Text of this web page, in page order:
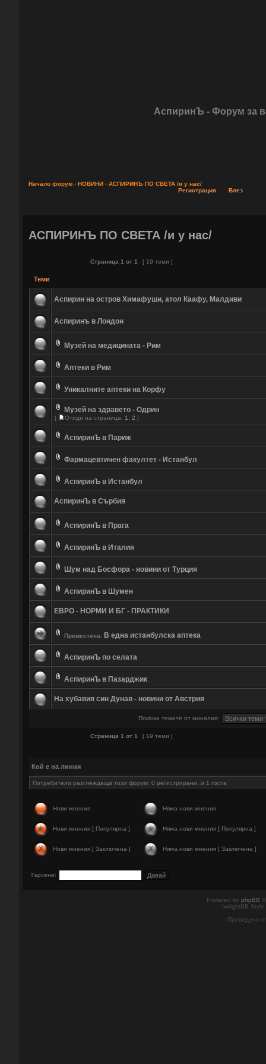
АспиринЪ - Форум за
Начало форум ‹ НОВИНИ ‹ АСПИРИНЪ ПО СВЕТА /и у нас/
Регистрация
Влез
АСПИРИНЪ ПО СВЕТА /и у нас/
Страница 1 от 1 [ 19 теми ]
Теми
Аспирин на остров Химафуши, атол Каафу, Малдиви
Аспиринъ в Лондон
Музей на медицината - Рим
Аптеки в Рим
Уникалните аптеки на Корфу
Музей на здравето - Одрин
[ Отиди на страница: 1 2 ]
АспиринЪ в Париж
Фармацевтичен факултет - Истанбул
АспиринЪ в Истанбул
АспиринЪ в Сърбия
АспиринЪ в Прага
АспиринЪ в Италия
Шум над Босфора - новини от Турция
АспиринЪ в Шумен
ЕВРО - НОРМИ И БГ - ПРАКТИКИ
Преместена: В една истанбулска аптека
АспиринЪ по селата
АспиринЪ в Пазарджик
На хубавия син Дунав - новини от Австрия
Покажи темите от миналия:
Страница 1 от 1 [ 19 теми ]
Кой е на линия
Потребители разглеждащи този форум: 0 регистрирани, и 1 госта
Нови мнения Няма нови мнения
Нови мнения [ Популярна ] Няма нови мнения [ Популярна ]
Нови мнения [ Заключена ] Няма нови мнения [ Заключена ]
Търсене:
Powered by phpBB
twilightBB
Преведено